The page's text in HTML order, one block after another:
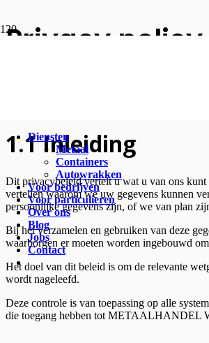
Diensten
Metaal
Containers
Autowrakken
Voor bedrijven
Voor particulieren
Over ons
Blog
Jobs
Contact
Privacy policy
1.1 Inleiding
Dit privacybeleid vertelt u wat u van ons
vertellen waarom we uw gegevens kunnen
persoonlijke gegevens zijn, of we van plan
Bij het verzamelen en gebruiken van deze
waarborgen er moeten worden ingebouwd
Het doel van dit beleid is om de relevante
wordt nageleefd.
Deze controle is van toepassing op alle
die toegang hebben tot